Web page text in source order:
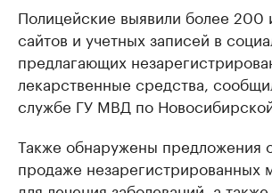
Полицейские выявили более 200
сайтов и учетных записей в
предлагающих
лекарственные средства,
службе ГУ МВД по Новосибирской
Также обнаружены предложения
продаже незарегистрированных